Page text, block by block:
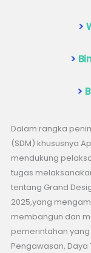
>
>
>
Dalam rangka
(SDM) khususnya
mendukung
tugas
tentang Grand
2025,yang
membangun dan
pemerintahan
Pengawasan, Daya